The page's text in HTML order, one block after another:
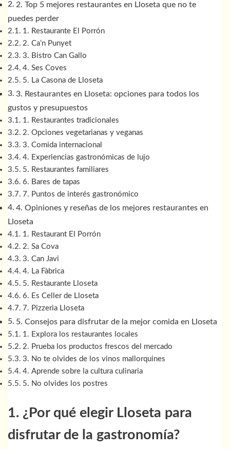
2. Top 5 mejores restaurantes en Lloseta que no te
puedes perder
1. Restaurante El Porrón
2. Ca’n Punyet
3. Bistro Can Gallo
4. Ses Coves
5. La Casona de Lloseta
3. Restaurantes en Lloseta: opciones para todos los
gustos y presupuestos
1. Restaurantes tradicionales
2. Opciones vegetarianas y veganas
3. Comida internacional
4. Experiencias gastronómicas de lujo
5. Restaurantes familiares
6. Bares de tapas
7. Puntos de interés gastronómico
4. Opiniones y reseñas de los mejores restaurantes en
Lloseta
1. Restaurant El Porrón
2. Sa Cova
3. Can Javi
4. La Fàbrica
5. Restaurante Lloseta
6. Es Celler de Lloseta
7. Pizzeria Lloseta
5. Consejos para disfrutar de la mejor comida en Lloseta
1. Explora los restaurantes locales
2. Prueba los productos frescos del mercado
3. No te olvides de los vinos mallorquines
4. Aprende sobre la cultura culinaria
5. No olvides los postres
1. ¿Por qué elegir Lloseta para
disfrutar de la gastronomía?